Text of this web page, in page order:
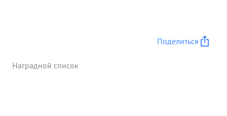
Поделиться
Наградной список